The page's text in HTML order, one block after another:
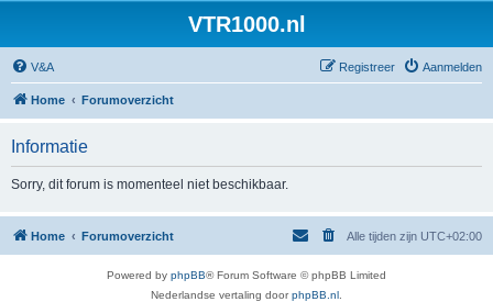
VTR1000.nl
V&A Aanmelden
Registreer
Home Forumoverzicht
Informatie
Sorry, dit forum is momenteel niet beschikbaar.
Home Forumoverzicht Alle tijden zijn UTC+02:00
Powered by phpBB® Forum Software © phpBB Limited
Nederlandse vertaling doorphpBB.nl